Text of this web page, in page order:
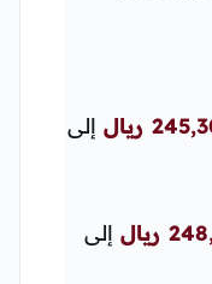
ريال
إلى
ريال
إلى